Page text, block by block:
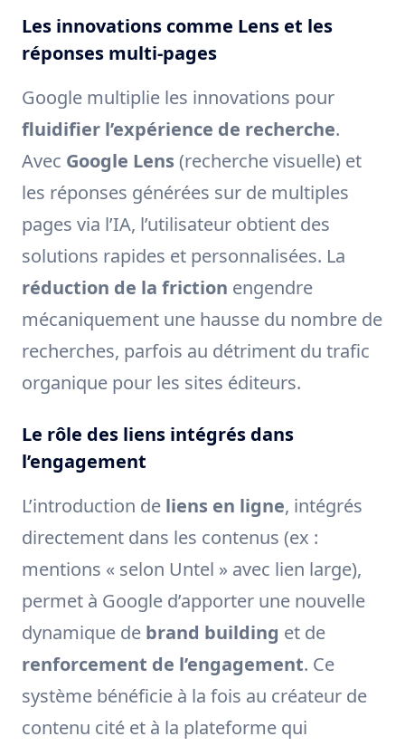
Les innovations comme Lens et les
réponses multi-pages
Google multiplie les innovations pour
fluidifier l’expérience de recherche.
Avec Google Lens (recherche visuelle) et
les réponses générées sur de multiples
pages via l’IA, l’utilisateur obtient des
solutions rapides et personnalisées. La
réduction de la friction engendre
mécaniquement une hausse du nombre de
recherches, parfois au détriment du trafic
organique pour les sites éditeurs.
Le rôle des liens intégrés dans
l’engagement
L’introduction de liens en ligne, intégrés
directement dans les contenus (ex :
mentions « selon Untel » avec lien large),
permet à Google d’apporter une nouvelle
dynamique de brand building et de
renforcement de l’engagement. Ce
système bénéficie à la fois au créateur de
contenu cité et à la plateforme qui